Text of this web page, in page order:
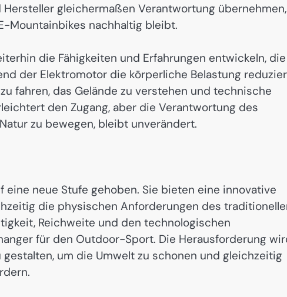
gleichermaßen Verantwortung übernehmen,
Mountainbikes nachhaltig bleibt.
die Fähigkeiten und Erfahrungen entwickeln, die
der Elektromotor die körperliche Belastung
fahren, das Gelände zu verstehen und technische
den Zugang, aber die Verantwortung des
zu bewegen, bleibt unverändert.
neue Stufe gehoben. Sie bieten eine innovative
die physischen Anforderungen des
Reichweite und den technologischen
für den Outdoor-Sport. Die Herausforderung
um die Umwelt zu schonen und gleichzeitig